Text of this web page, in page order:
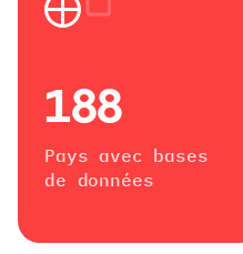
188
Pays avec bases
de données